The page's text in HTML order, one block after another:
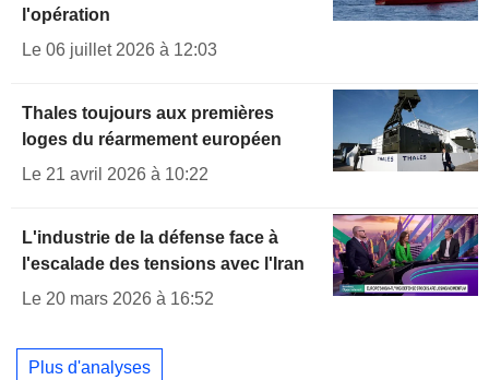
l'opération
Le 06 juillet 2026 à 12:03
Thales toujours aux premières
loges du réarmement européen
Le 21 avril 2026 à 10:22
L'industrie de la défense face à
l'escalade des tensions avec l'Iran
Le 20 mars 2026 à 16:52
Plus d'analyses